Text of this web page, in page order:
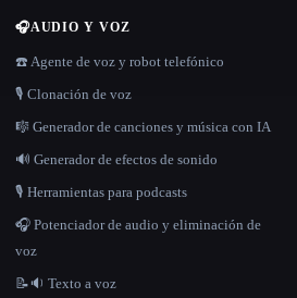
🎧AUDIO Y VOZ
☎️ Agente de voz y robot telefónico
🎙️ Clonación de voz
🎼 Generador de canciones y música con IA
🔊 Generador de efectos de sonido
🎙️ Herramientas para podcasts
🎧 Potenciador de audio y eliminación de
voz
📝🔉 Texto a voz